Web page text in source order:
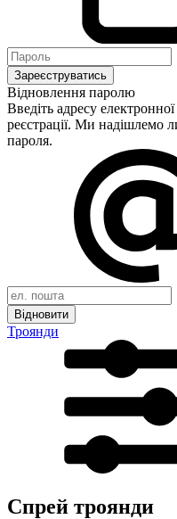
Зареєструватись
Відновлення паролю
Введіть адресу
реєстрації. Ми надішлемо
пароля.
Відновити
Троянди
Спрей троянди